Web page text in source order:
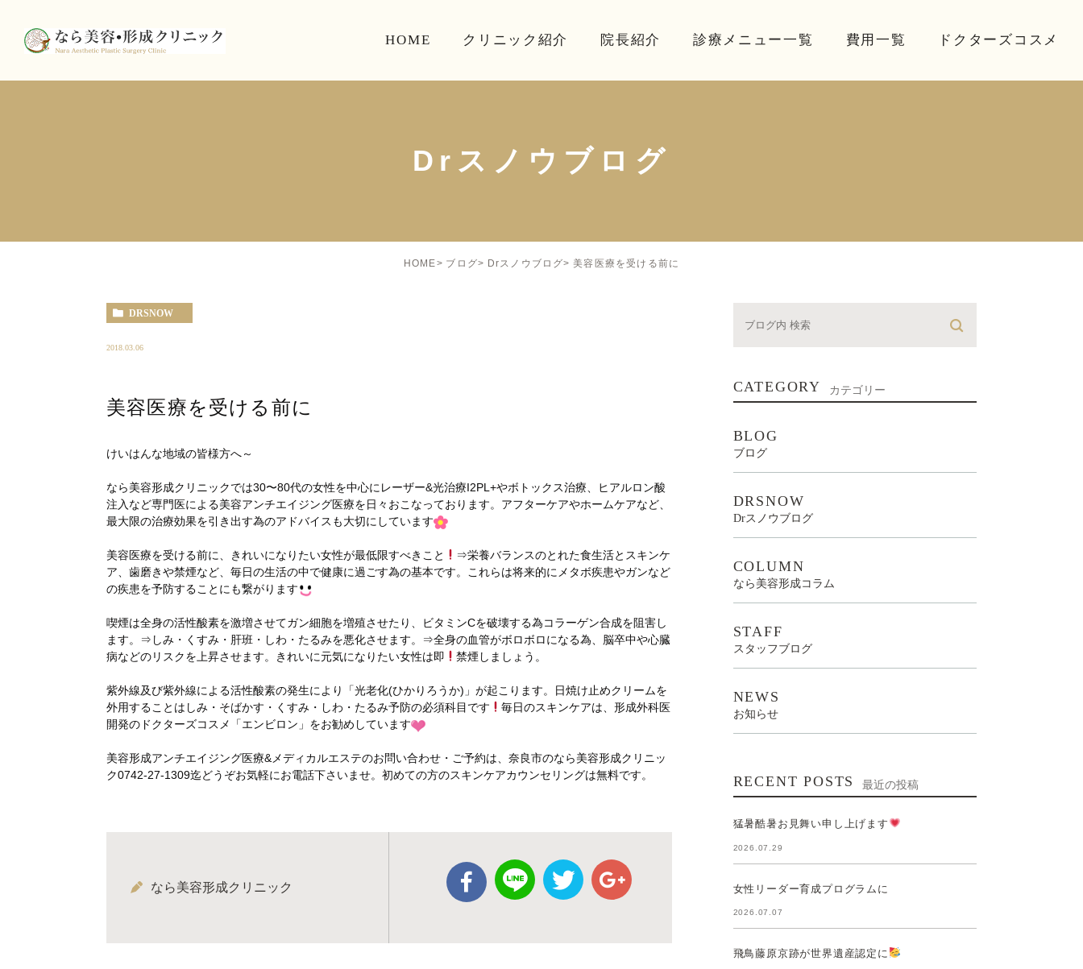
HOME クリニック紹介 院長紹介 診療メニュー一覧 費用一覧 ドクターズコスメ
Drスノウブログ
HOME ブログ Drスノウブログ 美容医療を受ける前に
DRSNOW
2018.03.06
美容医療を受ける前に
けいはんな地域の皆様方へ～
なら美容形成クリニックでは30〜80代の女性を中心にレーザー&光治療I2PL+やボトックス治療、ヒアルロン酸
注入など専門医による美容アンチエイジング医療を日々おこなっております。アフターケアやホームケアなど、
最大限の治療効果を引き出す為のアドバイスも大切にしています
美容医療を受ける前に、きれいになりたい女性が最低限すべきこと
⇒栄養バランスのとれた食生活とスキンケ
ア、歯磨きや禁煙など、毎日の生活の中で健康に過ごす為の基本です。これらは将来的にメタボ疾患やガンなど
の疾患を予防することにも繋がります
喫煙は全身の活性酸素を激増させてガン細胞を増殖させたり、ビタミンCを破壊する為コラーゲン合成を阻害し
ます。⇒しみ・くすみ・肝班・しわ・たるみを悪化させます。⇒全身の血管がボロボロになる為、脳卒中や心臓
病などのリスクを上昇させます。きれいに元気になりたい女性は即
禁煙しましょう。
紫外線及び紫外線による活性酸素の発生により「光老化(ひかりろうか)」が起こります。日焼け止めクリームを
外用することはしみ・そばかす・くすみ・しわ・たるみ予防の必須科目です
毎日のスキンケアは、形成外科医
開発のドクターズコスメ「エンビロン」をお勧めしています
美容形成アンチエイジング医療&メディカルエステのお問い合わせ・ご予約は、奈良市のなら美容形成クリニッ
ク0742-27-1309迄どうぞお気軽にお電話下さいませ。初めての方のスキンケアカウンセリングは無料です。
なら美容形成クリニック
CATEGORY カテゴリー
BLOG
ブログ
DRSNOW
Drスノウブログ
COLUMN
なら美容形成コラム
STAFF
スタッフブログ
NEWS
お知らせ
RECENT POSTS 最近の投稿
猛暑酷暑お見舞い申し上げます
2026.07.29
女性リーダー育成プログラムに
2026.07.07
飛鳥藤原京跡が世界遺産認定に